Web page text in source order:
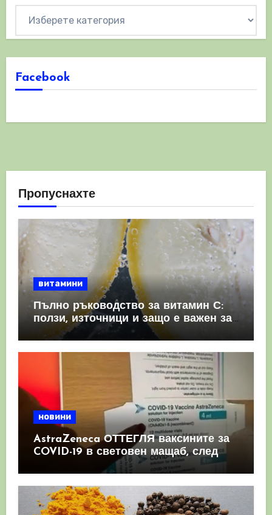
Facebook
Пропуснахте
витамини
Пълно ръководство за витамин С:
ползи, източници и защо е важен за
имунната система
новини
AstraZeneca ОТТЕГЛЯ ваксините за
COVID-19 в световен мащаб, след
като призна, че те причиняват